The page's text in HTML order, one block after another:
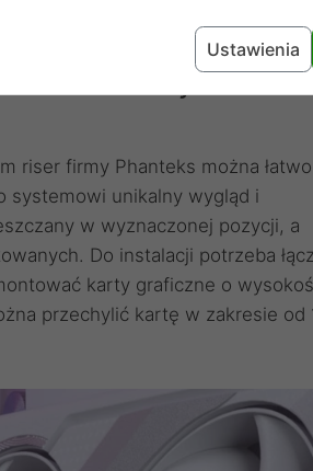
Gen4 z szybkim
riser firmy Phanteks można łatwo
systemowi unikalny wygląd i
w wyznaczonej pozycji, a
Do instalacji potrzeba
karty graficzne o
przechylić kartę w zakresie od
Ustawienia